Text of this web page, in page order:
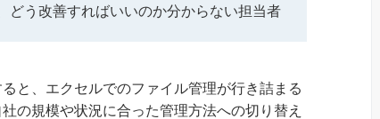
どう改善すればいいのか分からない担当者
と、エクセルでのファイル管理が行き詰まる
の規模や状況に合った管理方法への切り替え